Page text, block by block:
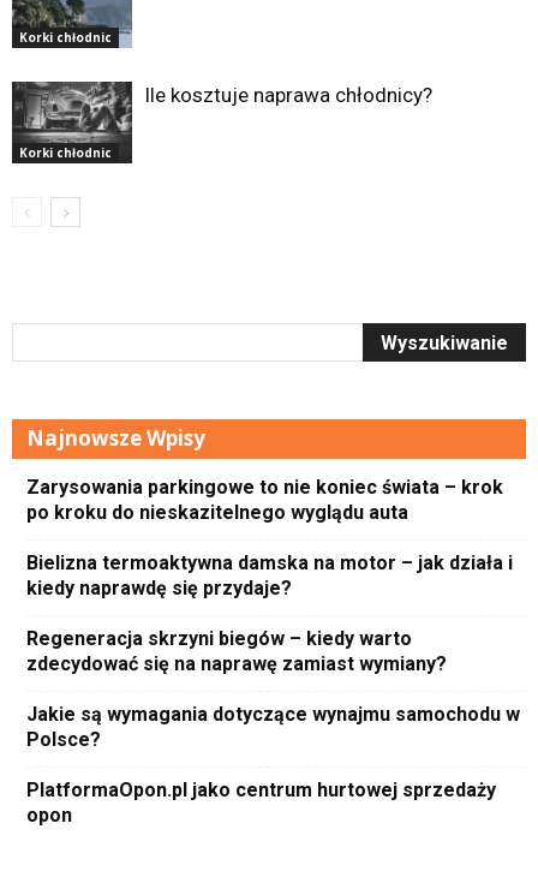
Korki chłodnic
Korki chłodnic
Ile kosztuje naprawa chłodnicy?
Najnowsze Wpisy
Zarysowania parkingowe to nie koniec świata – krok
po kroku do nieskazitelnego wyglądu auta
Bielizna termoaktywna damska na motor – jak działa i
kiedy naprawdę się przydaje?
Regeneracja skrzyni biegów – kiedy warto
zdecydować się na naprawę zamiast wymiany?
Jakie są wymagania dotyczące wynajmu samochodu w
Polsce?
PlatformaOpon.pl jako centrum hurtowej sprzedaży
opon